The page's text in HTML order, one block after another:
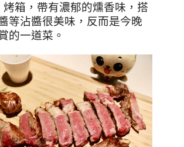
烤箱，帶有濃郁的燻香味，搭
等沾醬很美味，反而是今晚
的一道菜。